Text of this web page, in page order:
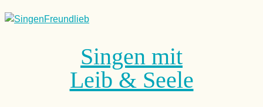
Singen mit
Leib & Seele